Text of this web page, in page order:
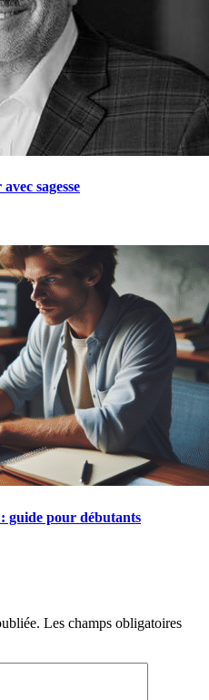
sagesse
: guide pour débutants
Les champs obligatoires